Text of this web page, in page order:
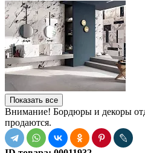
Показать все
Внимание! Бордюры и декоры
продаются.